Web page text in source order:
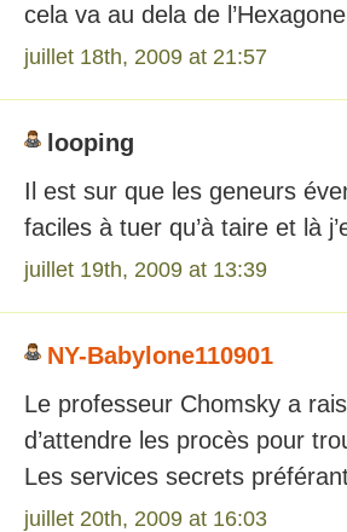
cela va au dela de l’Hexagone
juillet 18th, 2009 at 21:57
looping
Il est sur que les geneurs
faciles à tuer qu’à taire et là
juillet 19th, 2009 at 13:39
NY-Babylone110901
Le professeur Chomsky a
d’attendre les procès pour
Les services secrets
juillet 20th, 2009 at 16:03